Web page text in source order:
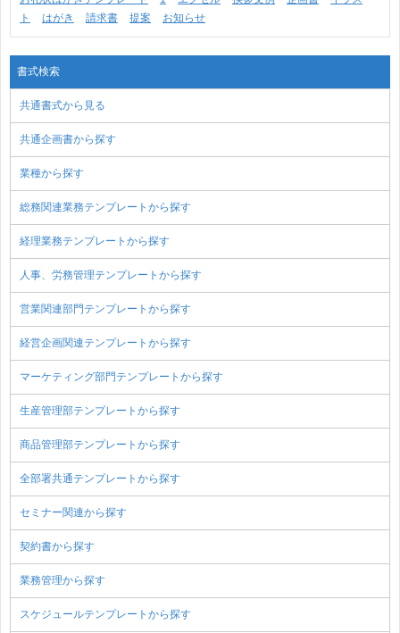
ト
はがき 請求書 提案 お知らせ
書式検索
共通書式から見る
共通企画書から探す
業種から探す
総務関連業務テンプレートから探す
経理業務テンプレートから探す
人事、労務管理テンプレートから探す
営業関連部門テンプレートから探す
経営企画関連テンプレートから探す
マーケティング部門テンプレートから探す
生産管理部テンプレートから探す
商品管理部テンプレートから探す
全部署共通テンプレートから探す
セミナー関連から探す
契約書から探す
業務管理から探す
スケジュールテンプレートから探す